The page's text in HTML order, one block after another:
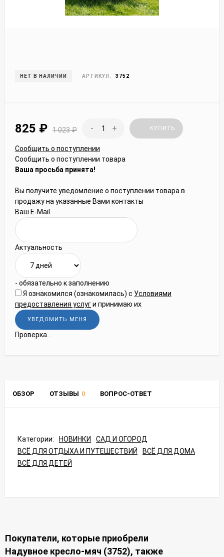
НЕТ В НАЛИЧИИ АРТИКУЛ: 3752
825 ₽ 1 023₽ - + КУПИТЬ
Сообщить о поступлении
Сообщить о поступлении товара
Ваша просьба принята!
Вы получите уведомление о поступлении товара в
продажу на указанные Вами контакты
Ваш E-Mail
Актуальность
- обязательно к заполнению
Я ознакомился (ознакомилась) с Условиями
предоставления услуги принимаю их
Проверка...
ОБЗОР ОТЗЫВЫ 0 ВОПРОС-ОТВЕТ
Категории: НОВИНКИ
САД И ОГОРОД
ВСЁ ДЛЯ ОТДЫХА И ПУТЕШЕСТВИЙ
ВСЁ ДЛЯ ДОМА
ВСЁ ДЛЯ ДЕТЕЙ
Покупатели, которые приобрели
Надувное кресло-мяч (3752), также